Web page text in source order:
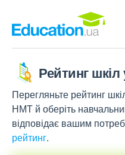
Рейтинг шкіл
Перегляньте рейтинг
НМТ й оберіть
відповідає вашим
рейтинг.